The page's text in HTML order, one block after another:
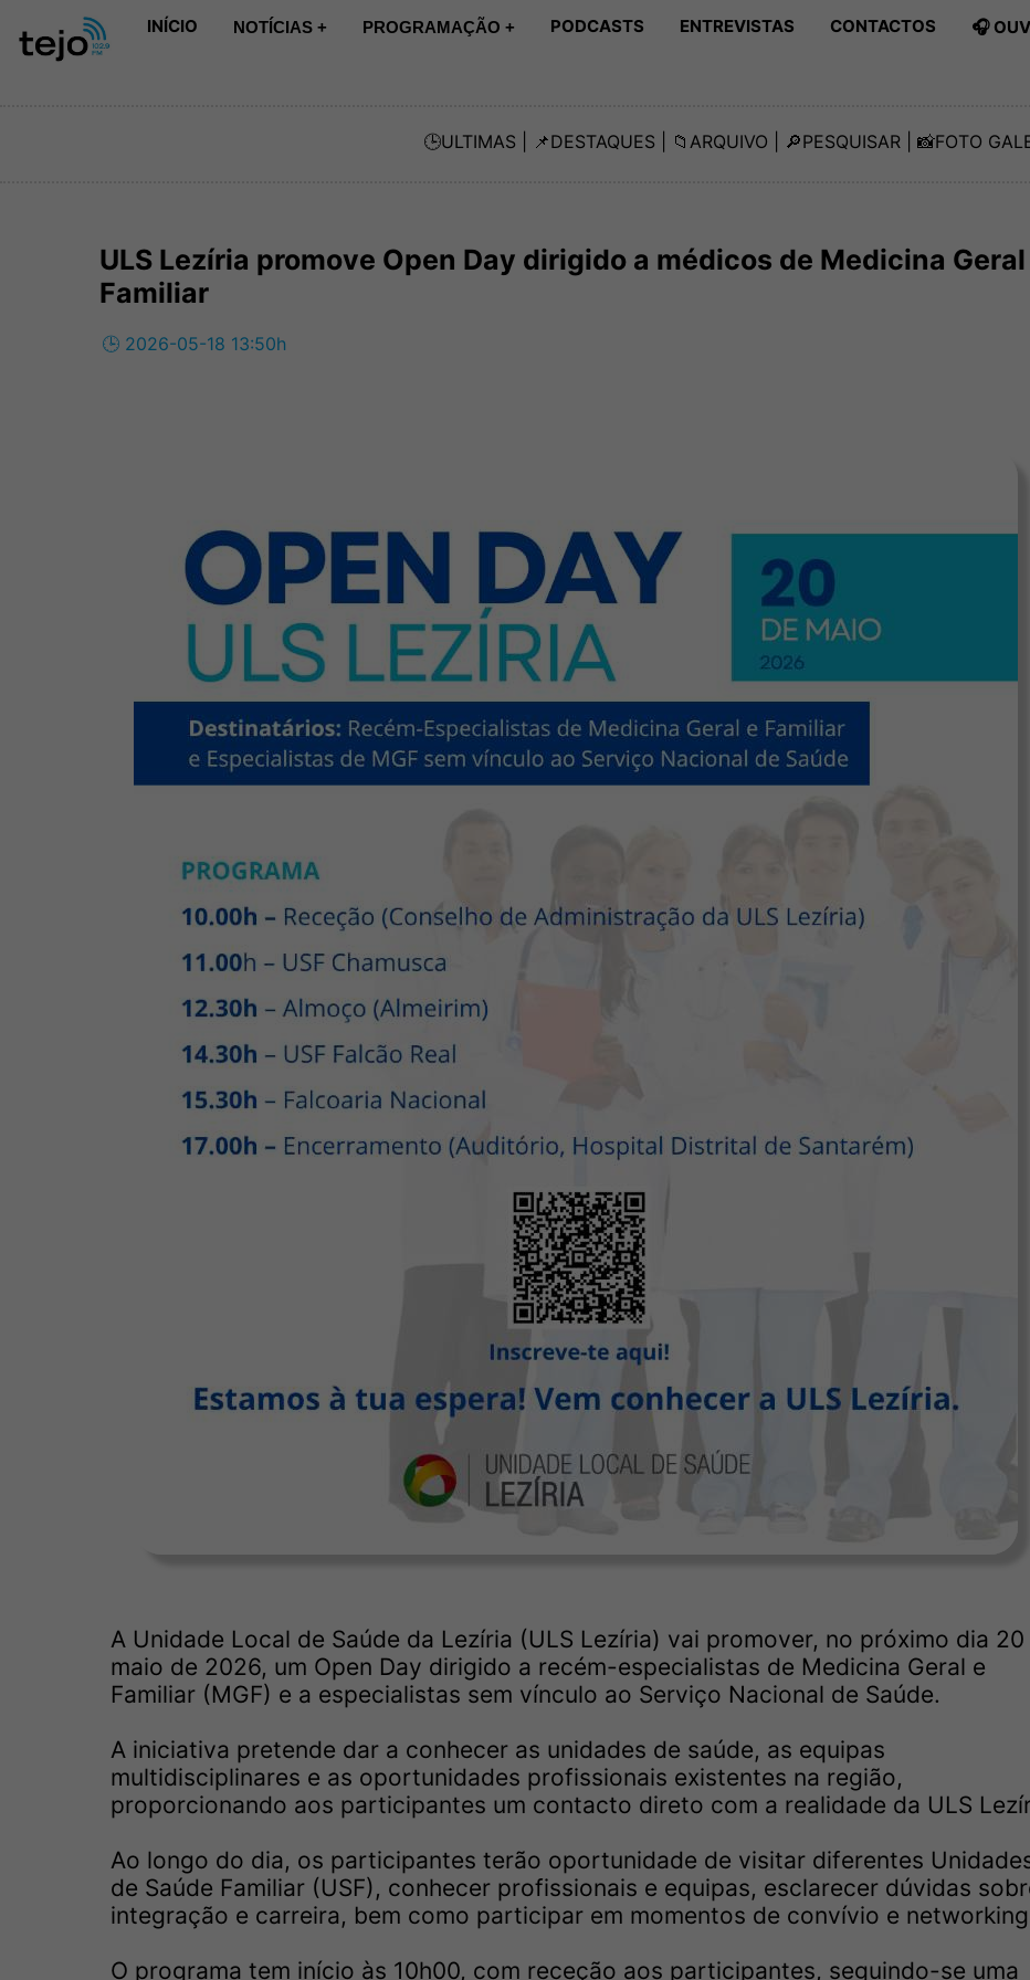
INÍCIO NOTÍCIAS + PROGRAMAÇÃO + PODCASTS ENTREVISTAS CONTACTOS 🎧
🕒ULTIMAS | 📌DESTAQUES | 📁 ARQUIVO | 🔎PESQUISAR | 📸FOTO
ULS Lezíria promove Open Day dirigido a médicos de Medicina Geral
Familiar
🕒 2026-05-18 13:50h
A Unidade Local de Saúde da Lezíria (ULS Lezíria) vai promover, no próximo dia 20
maio de 2026, um Open Day dirigido a recém-especialistas de Medicina Geral e
Familiar (MGF) e a especialistas sem vínculo ao Serviço Nacional de Saúde.
A iniciativa pretende dar a conhecer as unidades de saúde, as equipas
multidisciplinares e as oportunidades profissionais existentes na região,
proporcionando aos participantes um contacto direto com a realidade da ULS
Ao longo do dia, os participantes terão oportunidade de visitar diferentes
de Saúde Familiar (USF), conhecer profissionais e equipas, esclarecer dúvidas
integração e carreira, bem como participar em momentos de convívio e
O programa tem início às 10h00, com receção aos participantes, seguindo-se uma